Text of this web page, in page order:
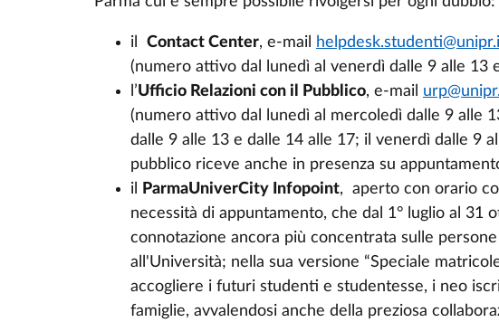
ilContact Center, e-mail
(numero attivo dal lunedì al venerdì dalle 9 alle 13
l’Ufficio Relazioni con il Pubblico, e-mail
(numero attivo dal lunedì al mercoledì dalle 9 alle
dalle 9 alle 13 e dalle 14 alle 17; il venerdì dalle 9
pubblico riceve anche in presenza su
il
ParmaUniverCity Infopoint, aperto con orario
necessità di appuntamento, che dal 1° luglio al 31
connotazione ancora più concentrata sulle
all'Università; nella sua versione “Speciale
accogliere i futuri studenti e studentesse, i neo
famiglie, avvalendosi anche della preziosa